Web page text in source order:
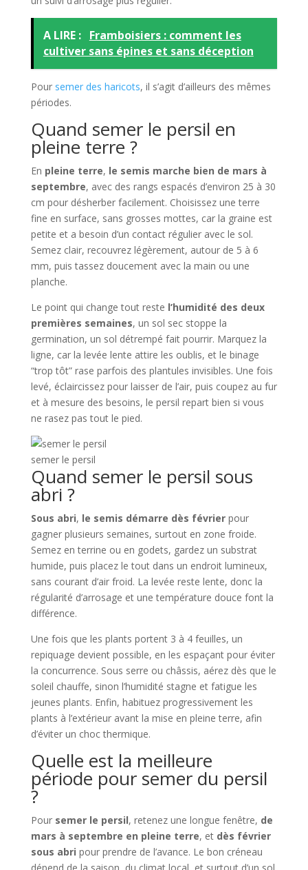
A LIRE : Framboisiers : comment les
cultiver sans épines et sans déception
Pour semer des haricots, il s’agit d’ailleurs des mêmes
périodes.
Quand semer le persil en
pleine terre ?
En pleine terre, le semis marche bien de mars à
septembre, avec des rangs espacés d’environ 25 à 30
cm pour désherber facilement. Choisissez une terre
fine en surface, sans grosses mottes, car la graine est
petite et a besoin d’un contact régulier avec le sol.
Semez clair, recouvrez légèrement, autour de 5 à 6
mm, puis tassez doucement avec la main ou une
planche.
Le point qui change tout reste l’humidité des deux
premières semaines, un sol sec stoppe la
germination, un sol détrempé fait pourrir. Marquez la
ligne, car la levée lente attire les oublis, et le binage
“trop tôt” rase parfois des plantules invisibles. Une fois
levé, éclaircissez pour laisser de l’air, puis coupez au fur
et à mesure des besoins, le persil repart bien si vous
ne rasez pas tout le pied.
semer le persil
Quand semer le persil sous
abri ?
Sous abri, le semis démarre dès févrierpour
gagner plusieurs semaines, surtout en zone froide.
Semez en terrine ou en godets, gardez un substrat
humide, puis placez le tout dans un endroit lumineux,
sans courant d’air froid. La levée reste lente, donc la
régularité d’arrosage et une température douce font la
différence.
Une fois que les plants portent 3 à 4 feuilles, un
repiquage devient possible, en les espaçant pour éviter
la concurrence. Sous serre ou châssis, aérez dès que le
soleil chauffe, sinon l’humidité stagne et fatigue les
jeunes plants. Enfin, habituez progressivement les
plants à l’extérieur avant la mise en pleine terre, afin
d’éviter un choc thermique.
Quelle est la meilleure
période pour semer du persil
?
Pour semer le persil, retenez une longue fenêtre, de
mars à septembre en pleine terre, et dès février
sous abri pour prendre de l’avance. Le bon créneau